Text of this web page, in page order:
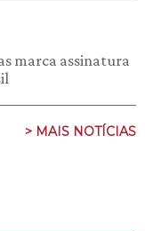
marca assinatura
> MAIS NOTÍCIAS